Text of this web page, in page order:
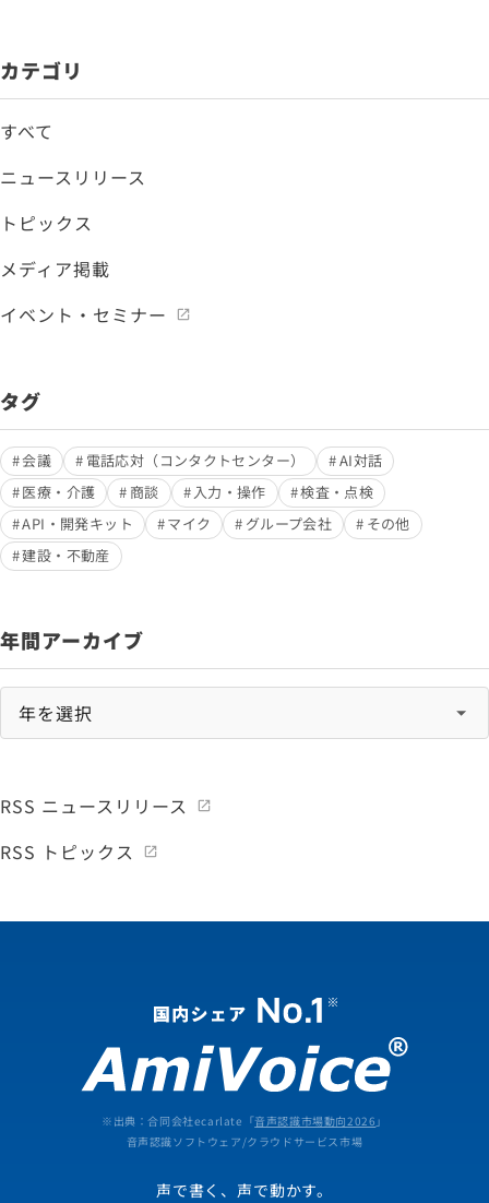
カテゴリ
すべて
ニュースリリース
トピックス
メディア掲載
イベント・セミナー
タグ
会議 電話応対（コンタクトセンター）
AI対話
医療・介護
商談 入力・操作
検査・点検
API・開発キット
マイク グループ会社
その他
建設・不動産
年間アーカイブ
RSS ニュースリリース
RSS トピックス
※出典：合同会社ecarlate「音声認識市場動向2026 」
音声認識ソフトウェア/クラウドサービス市場
声で書く、声で動かす。